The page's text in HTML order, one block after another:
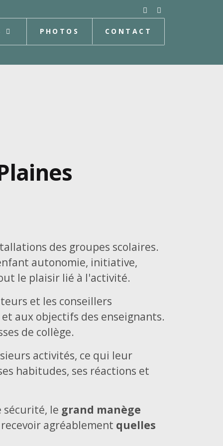
PHOTOS CONTACT
des groupes scolaires.
autonomie, initiative,
le plaisir lié à l'activité.
et les conseillers
aux objectifs des enseignants.
de collège.
activités, ce qui leur
habitudes, ses réactions et
le grand manège
agréablement quelles